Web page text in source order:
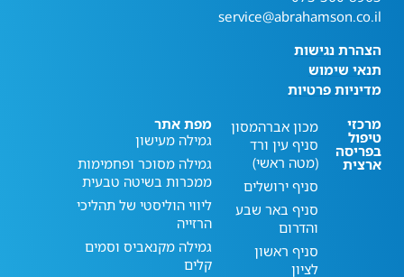
service@abrahamson.co.il
הצהרת נגישות
תנאי שימוש
מדיניות פרטיות
מרכזי
טיפול
בפריסה
ארצית
מכון אברהמסון
סניף עין ורד
(מטה ראשי)
סניף ירושלים
סניף באר שבע
והדרום
סניף ראשון
לציון
מפת אתר
גמילה מעישון
גמילה מסוכר ופחמימות
ממכרות בשיטה טבעית
ליווי הוליסטי של תהליכי
הרזייה
גמילה מקנאביס וסמים
קלים